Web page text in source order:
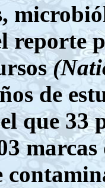
reporte
de
que 33